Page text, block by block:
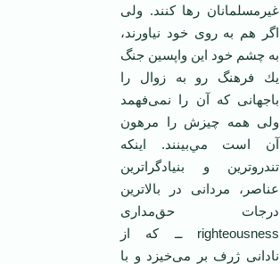
غيرمسلمانان رها كنند. ولی
اگر هم به روی خود نياورند،
به چشم خود اين واپسين جنگ
يك فرهنگ رو به زوال را
باجهانی كه آن را نمی‌فهمد
ولی همه چيزش را مرهون
آن است مي‌بينند. اينكه
تندروترين و بنيادگراترين
عناصر، مردانی در بالاترين
درجات حق‌مداری
righteousness ــ كه از
نادانی ژرف بر می‌خيزد و با